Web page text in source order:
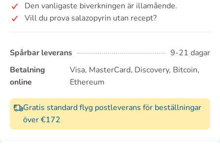
Den vanligaste biverkningen är illamående.
Vill du prova salazopyrin utan recept?
Spårbar leverans
9-21 dagar
Betalning
online
Visa, MasterCard, Discovery, Bitcoin,
Ethereum
Gratis standard flyg postleverans för beställningar
över €172